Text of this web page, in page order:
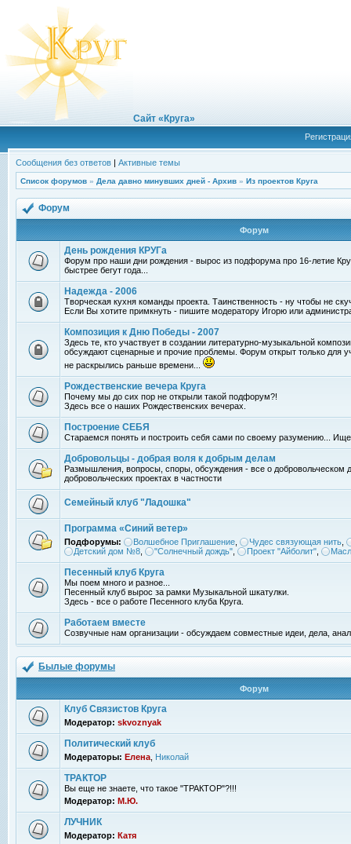
Сайт «Круга»
Сообщения без ответов | Активные темы
Список форумов » Дела давно минувших дней - Архив » Из проектов Круга
Форум
Форум
День рождения КРУГа
Форум про наши дни рождения - вырос из подфорума про 16-летие
быстрее бегут года...
Надежда - 2006
Творческая кухня команды проекта. Таинственность - ну чтобы не
Если Вы хотите примкнуть - пишите модератору Игорю или
Композиция к Дню Победы - 2007
Здесь те, кто участвует в создании литературно-музыкальной
обсуждают сценарные и прочие проблемы. Форум открыт только для
не раскрылись раньше времени...
Рождественские вечера Круга
Почему мы до сих пор не открыли такой подфорум?!
Здесь все о наших Рождественских вечерах.
Построение СЕБЯ
Стараемся понять и построить себя сами по своему разумению...
Добровольцы - добрая воля к добрым делам
Размышления, вопросы, споры, обсуждения - все о добровольческом
добровольческих проектах в частности
Семейный клуб "Ладошка"
Программа «Синий ветер»
Подфорумы: Волшебное Приглашение Чудес связующая нить
Детский дом №8
"Солнечный дождь" Проект "Айболит"
Песенный клуб Круга
Мы поем много и разное...
Песенный клуб вырос за рамки Музыкальной шкатулки.
Здесь - все о работе Песенного клуба Круга.
Работаем вместе
Созвучные нам организации - обсуждаем совместные идеи, дела,
Былые форумы
Форум
Клуб Связистов Круга
Модератор: skvoznyak
Политический клуб
Модераторы: Елена Николай
ТРАКТОР
Вы еще не знаете, что такое "ТРАКТОР"?!!!
Модератор: М.Ю.
ЛУЧНИК
Модератор: Катя